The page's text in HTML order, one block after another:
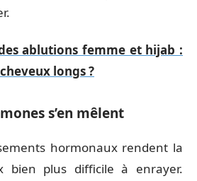
ablutions femme et hijab :
longs ?
s’en mêlent
hormonaux rendent la
bien plus difficile à enrayer.